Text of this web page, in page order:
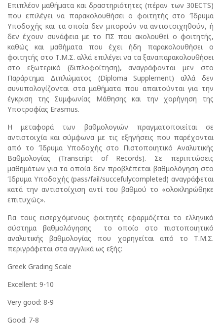
Επιπλέον μαθήματα και δραστηριότητες (πέραν των 30ECTS)
που επιλέγει να παρακολουθήσει ο φοιτητής στο Ίδρυμα
Υποδοχής και τα οποία δεν μπορούν να αντιστοιχηθούν, ή
δεν έχουν συνάφεια με το ΠΣ που ακολουθεί ο φοιτητής,
καθώς και μαθήματα που έχει ήδη παρακολουθήσει ο
φοιτητής στο Τ.Μ.Σ. αλλά επιλέγει να τα ξαναπαρακολουθήσει
στο εξωτερικό (διπλοφοίτηση), αναγράφονται μεν στο
Παράρτημα Διπλώματος (Diploma Supplement) αλλά δεν
συνυπολογίζονται στα μαθήματα που απαιτούνται για την
έγκριση της Συμφωνίας Μάθησης και την χορήγηση της
Υποτροφίας Erasmus.
Η μεταφορά των βαθμολογιών πραγματοποιείται σε
αντιστοιχία και σύμφωνα με τις εξηγήσεις που παρέχονται
από το Ίδρυμα Υποδοχής στο Πιστοποιητικό Αναλυτικής
Βαθμολογίας (Transcript of Records). Σε περιπτώσεις
μαθημάτων για τα οποία δεν προβλέπεται βαθμολόγηση στο
Ίδρυμα Υποδοχής (pass/fail/succefulycompleted) αναγράφεται
κατά την αντιστοίχιση αντί του βαθμού το «ολοκληρώθηκε
επιτυχώς».
Για τους εισερχόμενους φοιτητές εφαρμόζεται το ελληνικό
σύστημα βαθμολόγησης το οποίο στο πιστοποιητικό
αναλυτικής βαθμολογίας που χορηγείται από το Τ.Μ.Σ.
περιγράφεται στα αγγλικά ως εξής:
Greek Grading Scale
Excellent: 9-10
Very good: 8-9
Good: 7-8